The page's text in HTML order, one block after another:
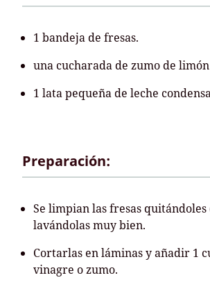
1 bandeja de fresas.
una cucharada de zumo de
1 lata pequeña de leche
Preparación:
Se limpian las fresas
lavándolas muy bien.
Cortarlas en láminas y añadir 1
vinagre o zumo.